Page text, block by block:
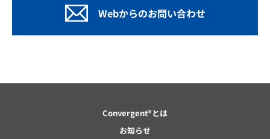
Webからのお問い合わせ
Convergent®とは
お知らせ